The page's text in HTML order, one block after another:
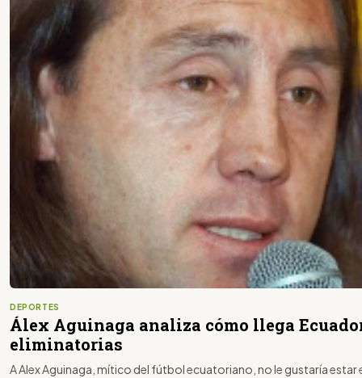
DEPORTES
Álex Aguinaga analiza cómo llega
eliminatorias
A Alex Aguinaga, mítico del fútbol ecuatoriano, no le gustaría estar